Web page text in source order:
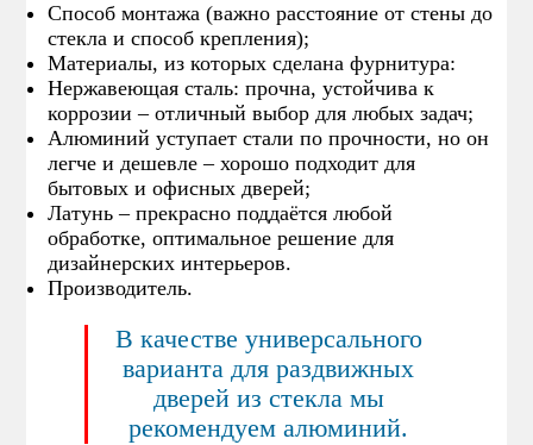
Способ монтажа (важно расстояние от стены до
стекла и способ крепления);
Материалы, из которых сделана фурнитура:
Нержавеющая сталь: прочна, устойчива к
коррозии – отличный выбор для любых задач;
Алюминий уступает стали по прочности, но он
легче и дешевле – хорошо подходит для
бытовых и офисных дверей;
Латунь – прекрасно поддаётся любой
обработке, оптимальное решение для
дизайнерских интерьеров.
Производитель.
В качестве универсального
варианта для раздвижных
дверей из стекла мы
рекомендуем алюминий.